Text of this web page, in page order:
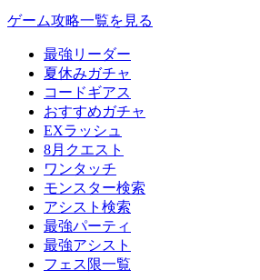
ゲーム攻略一覧を見る
最強リーダー
夏休みガチャ
コードギアス
おすすめガチャ
EXラッシュ
8月クエスト
ワンタッチ
モンスター検索
アシスト検索
最強パーティ
最強アシスト
フェス限一覧